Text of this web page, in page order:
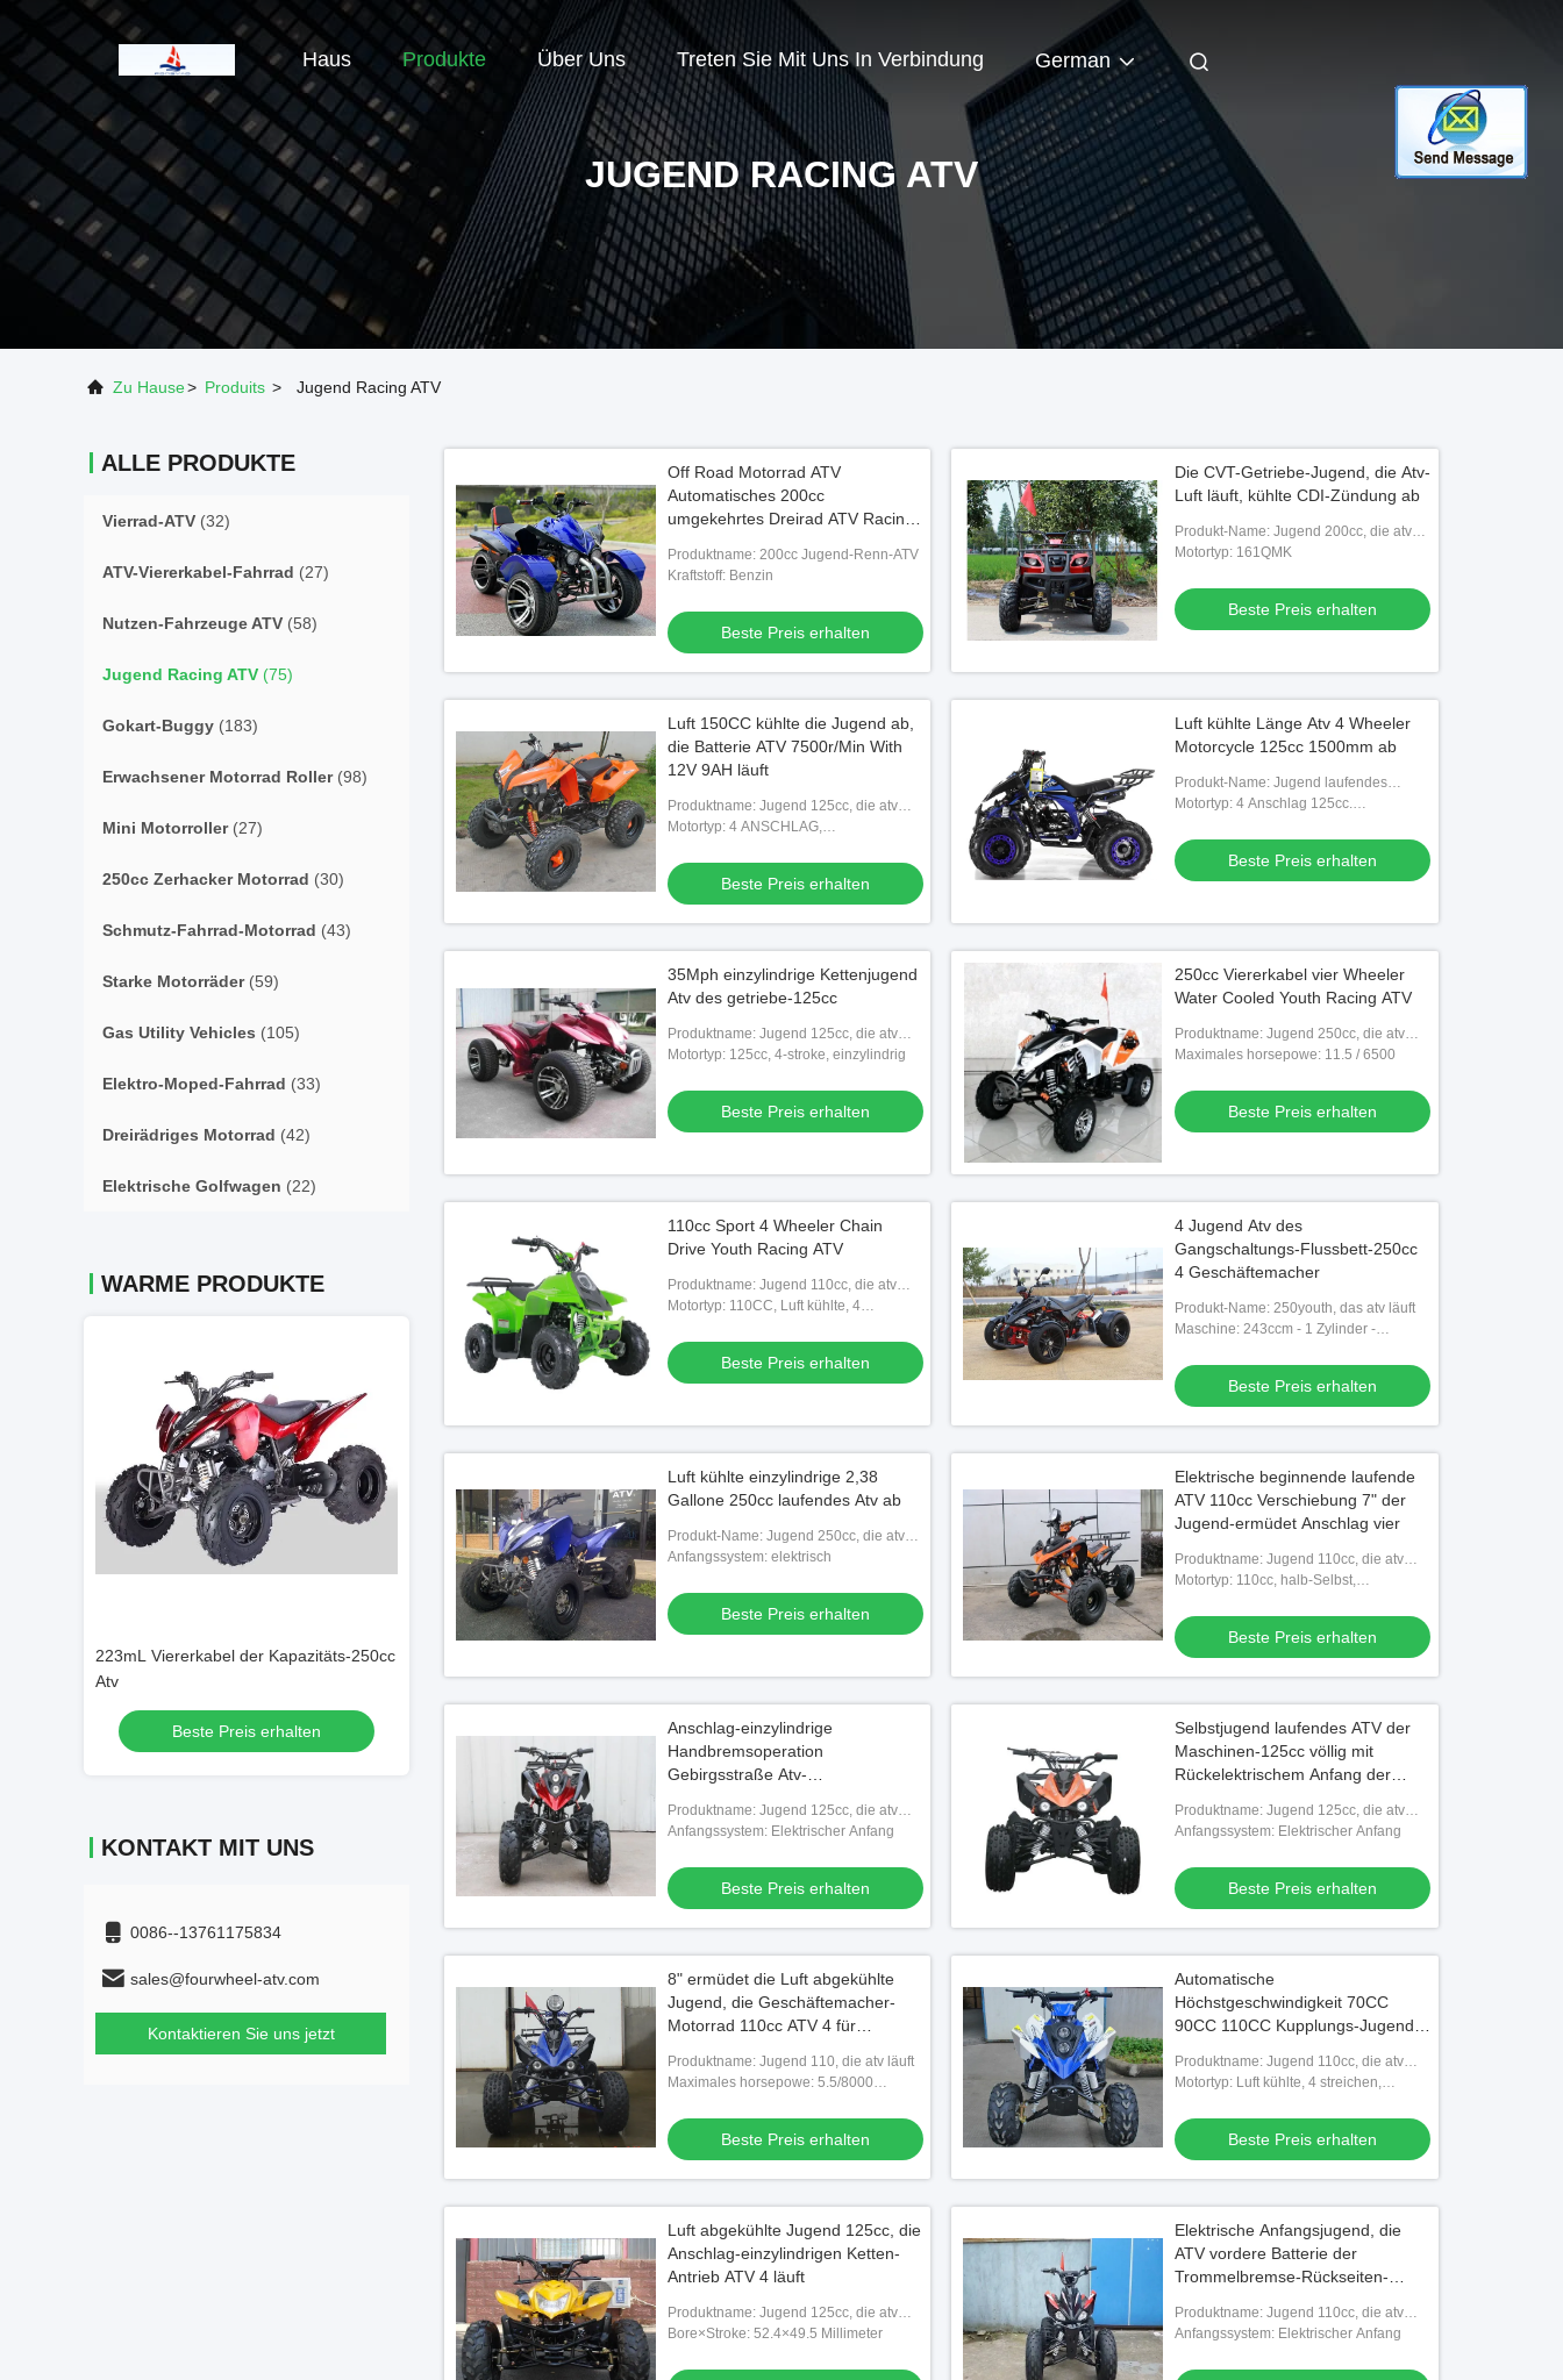
Haus Produkte Über Uns Treten Sie Mit Uns In Verbindung German
JUGEND RACING ATV
Zu Hause> Produits > Jugend Racing ATV
ALLE PRODUKTE
Vierrad-ATV (32)
ATV-Viererkabel-Fahrrad (27)
Nutzen-Fahrzeuge ATV (58)
Jugend Racing ATV (75)
Gokart-Buggy (183)
Erwachsener Motorrad Roller(98)
Mini Motorroller(27)
250cc Zerhacker Motorrad (30)
Schmutz-Fahrrad-Motorrad (43)
Starke Motorräder(59)
Gas Utility Vehicles (105)
Elektro-Moped-Fahrrad (33)
Dreirädriges Motorrad (42)
Elektrische Golfwagen (22)
WARME PRODUKTE
77.5mph Jugend laufendes ATV
Beste Preis erhalten
KONTAKT MIT UNS
0086--13761175834
sales@fourwheel-atv.com
Kontaktieren Sie uns jetzt
Off Road Motorrad ATV
Automatisches 200cc
umgekehrtes Dreirad ATV Racing
Produktname: 200cc Jugend-Renn-ATV
Kraftstoff: Benzin
Beste Preis erhalten
Die CVT-Getriebe-Jugend, die Atv-
Luft läuft, kühlte CDI-Zündung ab
Produkt-Name: Jugend 200cc, die atv
läuft
Motortyp: 161QMK
Beste Preis erhalten
Luft 150CC kühlte die Jugend ab,
die Batterie ATV 7500r/Min With
12V 9AH läuft
Produktname: Jugend 125cc, die atv
läuft
Motortyp: 4 ANSCHLAG,
Beste Preis erhalten
Luft kühlte Länge Atv 4 Wheeler
Motorcycle 125cc 1500mm ab
Produkt-Name: Jugend laufendes
atv125cc18
Motortyp: 4 Anschlag 125cc.
Beste Preis erhalten
35Mph einzylindrige Kettenjugend
Atv des getriebe-125cc
Produktname: Jugend 125cc, die atv
läuft
Motortyp: 125cc, 4-stroke, einzylindrig
Beste Preis erhalten
250cc Viererkabel vier Wheeler
Water Cooled Youth Racing ATV
Produktname: Jugend 250cc, die atv
läuft
Maximales horsepowe: 11.5 / 6500
Beste Preis erhalten
110cc Sport 4 Wheeler Chain
Drive Youth Racing ATV
Produktname: Jugend 110cc, die atv
läuft
Motortyp: 110CC, Luft kühlte, 4
Rückseite automatisch ist
Beste Preis erhalten
4 Jugend Atv des
Gangschaltungs-Flussbett-250cc
4 Geschäftemacher
Produkt-Name: 250youth, das atv läuft
Maschine: 243ccm - 1 Zylinder -
Beste Preis erhalten
Luft kühlte einzylindrige 2,38
Gallone 250cc laufendes Atv ab
Produkt-Name: Jugend 250cc, die atv
läuft
Anfangssystem: elektrisch
Beste Preis erhalten
Elektrische beginnende laufende
ATV 110cc Verschiebung 7" der
Jugend-ermüdet Anschlag vier
Produktname: Jugend 110cc, die atv
läuft
Motortyp: 110cc, halb-Selbst,
Antrieb ab
Beste Preis erhalten
Anschlag-einzylindrige
Handbremsoperation
Gebirgsstraße Atv-
Produktname: Jugend 125cc, die atv
läuft
Anfangssystem: Elektrischer Anfang
Beste Preis erhalten
Selbstjugend laufendes ATV der
Maschinen-125cc völlig mit
Rückelektrischem Anfang der
Produktname: Jugend 125cc, die atv
läuft
Anfangssystem: Elektrischer Anfang
Beste Preis erhalten
8" ermüdet die Luft abgekühlte
Jugend, die Geschäftemacher-
Motorrad 110cc ATV 4 für
Produktname: Jugend 110, die atv läuft
Maximales horsepowe: 5.5/8000
Beste Preis erhalten
Automatische
Höchstgeschwindigkeit 70CC
90CC 110CC Kupplungs-Jugend
CDI-Zündung
Produktname: Jugend 110cc, die atv
läuft
Motortyp: Luft kühlte, 4 streichen,
Beste Preis erhalten
Luft abgekühlte Jugend 125cc, die
Anschlag-einzylindrigen Ketten-
Antrieb ATV 4 läuft
Produktname: Jugend 125cc, die atv
läuft
Bore×Stroke: 52.4×49.5 Millimeter
Elektrische Anfangsjugend, die
ATV vordere Batterie der
Trommelbremse-Rückseiten-
Produktname: Jugend 110cc, die atv
läuft
Anfangssystem: Elektrischer Anfang